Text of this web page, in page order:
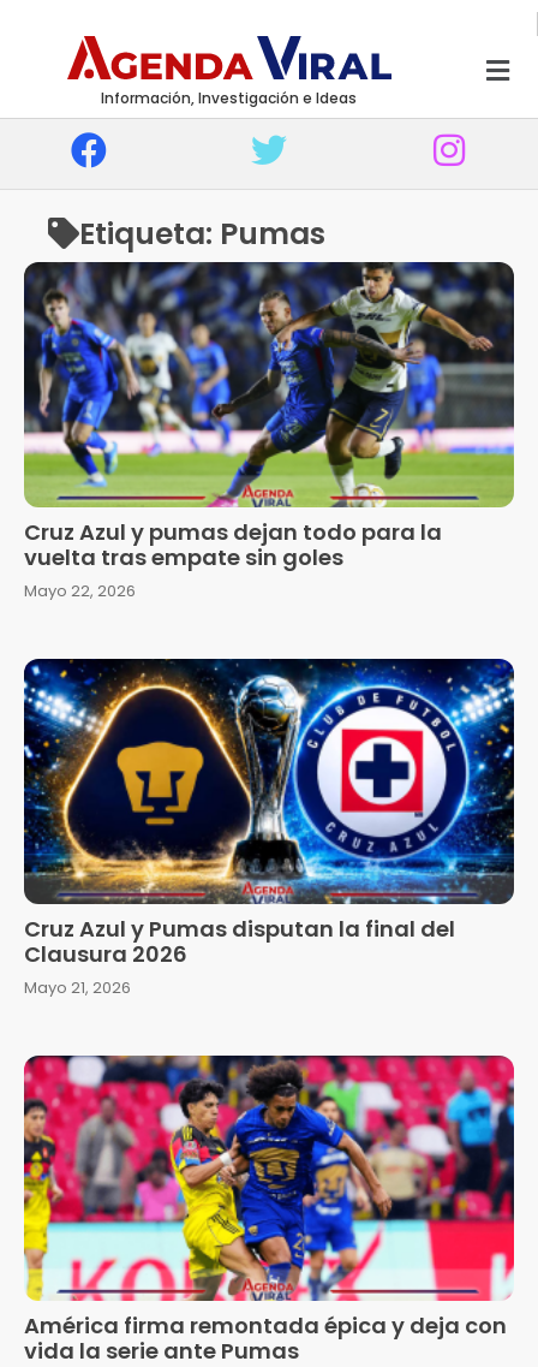
Información, Investigación e Ideas
Etiqueta: Pumas
Cruz Azul y pumas dejan todo para la
vuelta tras empate sin goles
Mayo 22, 2026
Cruz Azul y Pumas disputan la final del
Clausura 2026
Mayo 21, 2026
América firma remontada épica y deja con
vida la serie ante Pumas